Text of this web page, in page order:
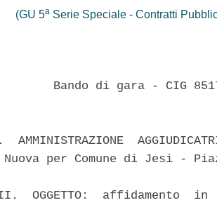
(GU 5a Serie Speciale - Contratti
Bando di gara - CIG
AMMINISTRAZIONE
Nuova per Comune di Jesi -
OGGETTO:  affidamento  in